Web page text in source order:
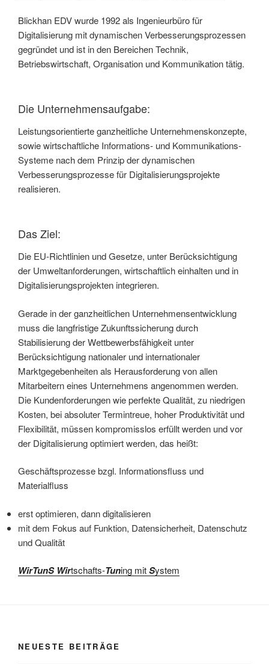
Blickhan EDV wurde 1992 als Ingenieurbüro für
Digitalisierung mit dynamischen Verbesserungsprozessen
gegründet und ist in den Bereichen Technik,
Betriebswirtschaft, Organisation und Kommunikation tätig.
Die Unternehmensaufgabe:
Leistungsorientierte ganzheitliche Unternehmenskonzepte,
sowie wirtschaftliche Informations- und Kommunikations-
Systeme nach dem Prinzip der dynamischen
Verbesserungsprozesse für Digitalisierungsprojekte
realisieren.
Das Ziel:
Die EU-Richtlinien und Gesetze, unter Berücksichtigung
der Umweltanforderungen, wirtschaftlich einhalten und in
Digitalisierungsprojekten integrieren.
Gerade in der ganzheitlichen Unternehmensentwicklung
muss die langfristige Zukunftssicherung durch
Stabilisierung der Wettbewerbsfähigkeit unter
Berücksichtigung nationaler und internationaler
Marktgegebenheiten als Herausforderung von allen
Mitarbeitern eines Unternehmens angenommen werden.
Die Kundenforderungen wie perfekte Qualität, zu niedrigen
Kosten, bei absoluter Termintreue, hoher Produktivität und
Flexibilität, müssen kompromisslos erfüllt werden und vor
der Digitalisierung optimiert werden, das heißt:
Geschäftsprozesse bzgl. Informationsfluss und
Materialfluss
erst optimieren, dann digitalisieren
mit dem Fokus auf Funktion, Datensicherheit, Datenschutz
und Qualität
WirTunS Wirtschafts-Tuning mitSystem
NEUESTE BEITRÄGE